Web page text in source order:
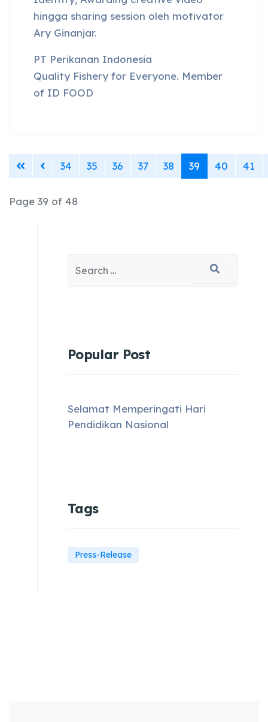
hingga sharing session oleh motivator
Ary Ginanjar.
PT Perikanan Indonesia
Quality Fishery for Everyone. Member
of ID FOOD
34 35 36 37 38 39 40 41
Page 39 of 48
Popular Post
Selamat Memperingati Hari
Pendidikan Nasional
Tags
Press-Release